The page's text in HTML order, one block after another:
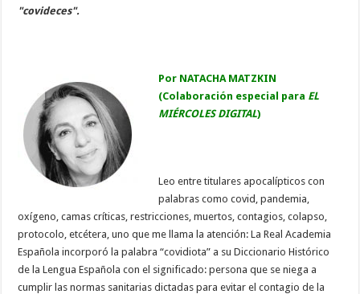
"covideces".
Por NATACHA MATZKIN
(Colaboración especial para EL
MIÉRCOLES DIGITAL)
Leo entre titulares apocalípticos con
palabras como covid, pandemia,
oxígeno, camas críticas, restricciones, muertos, contagios, colapso,
protocolo, etcétera, uno que me llama la atención: La Real Academia
Española incorporó la palabra “covidiota” a su Diccionario Histórico
de la Lengua Española con el significado: persona que se niega a
cumplir las normas sanitarias dictadas para evitar el contagio de la